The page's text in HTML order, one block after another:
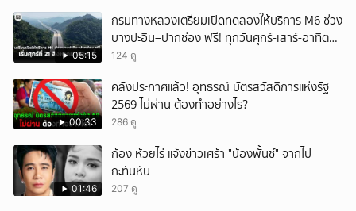
05:15
กรมทางหลวงเตรียมเปิดทดลองให้บริการ M6 ช่วง
บางปะอิน–ปากช่อง ฟรี! ทุกวันศุกร์-เสาร์-อาทิตย์
เริ่มศุกร์ที่ 21 สิงหาคม 2569 นี้
124 ดู
00:33
คลังประกาศแล้ว! อุทธรณ์ บัตรสวัสดิการแห่งรัฐ
2569 ไม่ผ่าน ต้องทำอย่างไร?
286 ดู
01:46
ก้อง ห้วยไร่ แจ้งข่าวเศร้า "น้องพั้นช์" จากไป
กะทันหัน
207 ดู